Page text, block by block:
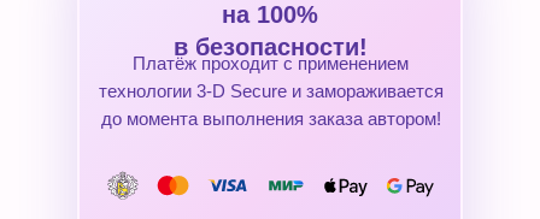
Платёж проходит с применением
технологии 3-D Secure и замораживается
до момента выполнения заказа автором!
на 100%
в безопасности!